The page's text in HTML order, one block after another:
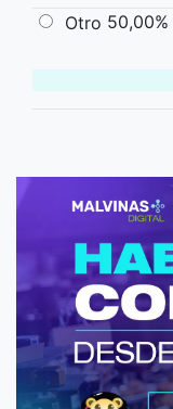
Otro 50,00%